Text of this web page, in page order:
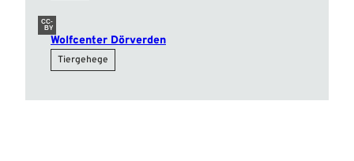
CC-
BY
Wolfcenter Dörverden
Tiergehege